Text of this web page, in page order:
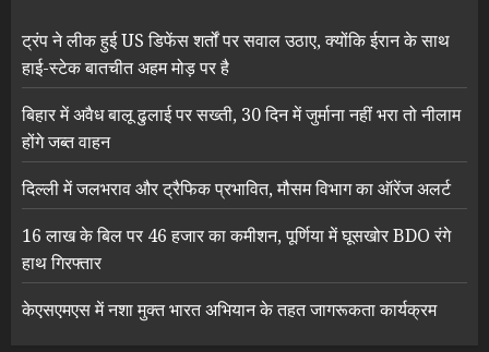
ट्रंप ने लीक हुई US डिफेंस शर्तों पर सवाल उठाए, क्योंकि ईरान के साथ
हाई-स्टेक बातचीत अहम मोड़ पर है
बिहार में अवैध बालू ढुलाई पर सख्ती, 30 दिन में जुर्माना नहीं भरा तो नीलाम
होंगे जब्त वाहन
दिल्ली में जलभराव और ट्रैफिक प्रभावित, मौसम विभाग का ऑरेंज अलर्ट
16 लाख के बिल पर 46 हजार का कमीशन, पूर्णिया में घूसखोर BDO रंगे
हाथ गिरफ्तार
केएसएमएस में नशा मुक्त भारत अभियान के तहत जागरूकता कार्यक्रम